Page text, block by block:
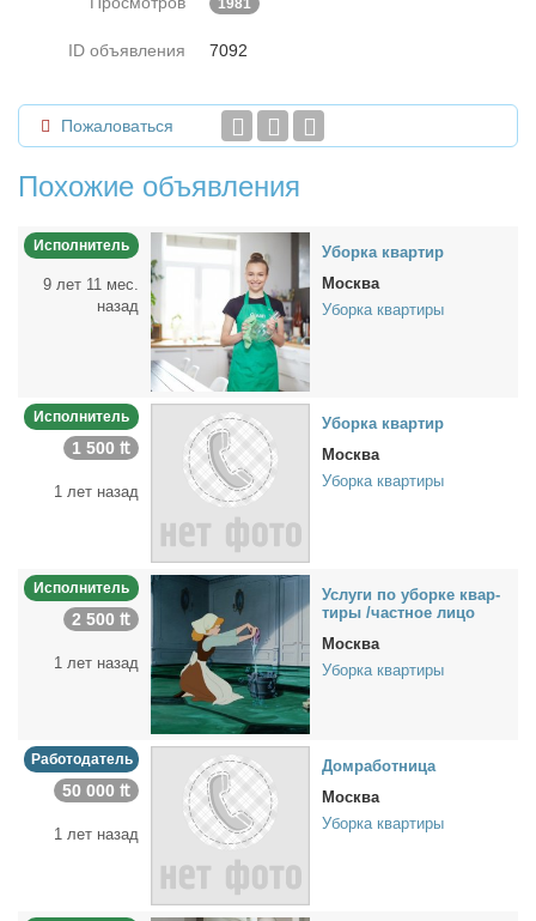
1981
ID объявления 7092
Пожаловаться
Похожие объявления
Исполнитель
9 лет 11 мес.
назад
Убор­ка квар­тир
Москва
Уборка квартиры
Исполнитель
1 500 ₶
1 лет назад
Убор­ка квар­тир
Москва
Уборка квартиры
Исполнитель
2 500 ₶
1 лет назад
Услу­ги по убор­ке квар­
ти­ры /част­ное ли­цо
Москва
Уборка квартиры
Работодатель
50 000 ₶
1 лет назад
Дом­ра­бот­ни­ца
Москва
Уборка квартиры